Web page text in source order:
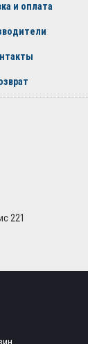
и оплата
221